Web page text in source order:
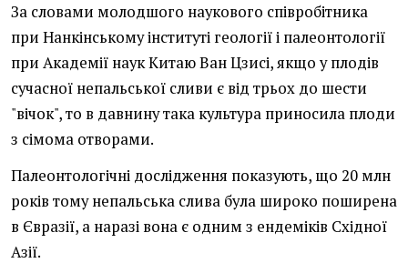
За словами молодшого наукового співробітника
при Нанкінському інституті геології і палеонтології
при Академії наук Китаю Ван Цзисі, якщо у плодів
сучасної непальської сливи є від трьох до шести
"вічок", то в давнину така культура приносила плоди
з сімома отворами.
Палеонтологічні дослідження показують, що 20 млн
років тому непальська слива була широко поширена
в Євразії, а наразі вона є одним з ендеміків Східної
Азії.